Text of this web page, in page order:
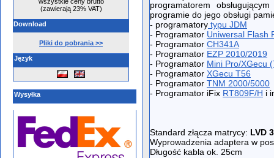
(zawierają 23% VAT)
Download
Pliki do pobrania >>
Język
Wysyłka
programatorem
programie do jego obsługi
- programatory typu JDM
- Programator Uniwersal Flash
- Programator CH341A
- Programator EZP 2010/2019
- Programator Mini Pro/XGecu
- Programator XGecu T56
- Programator TNM 2000/5000
- Programator iFix RT809F/H i
Standard złącza matrycy: LVD
Wyprowadzenia adaptera w
Długość kabla ok. 25cm